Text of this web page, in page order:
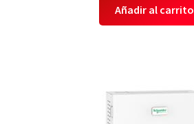
Añadir al carrito